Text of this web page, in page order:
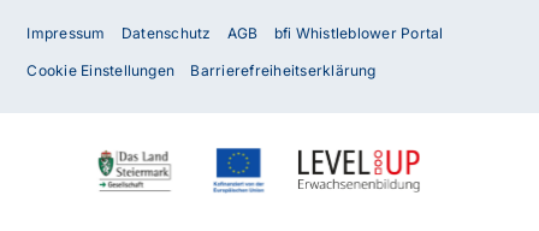
Impressum Datenschutz AGB bfi Whistleblower Portal
Cookie Einstellungen Barrierefreiheitserklärung